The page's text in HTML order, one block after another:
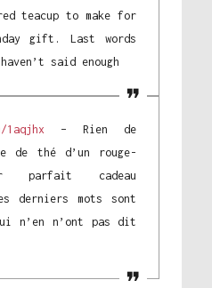
teacup to make for
gift. Last words
said enough
– Rien de
de thé d’un rouge-
parfait cadeau
derniers mots sont
n’en n’ont pas dit